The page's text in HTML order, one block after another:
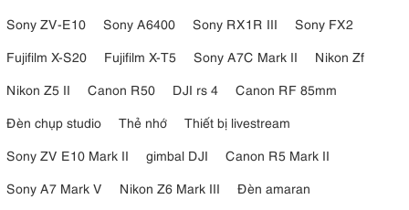
Sony ZV-E10
Sony A6400 Sony RX1R III
Sony FX2
Fujifilm X-S20
Fujifilm X-T5 Sony A7C Mark II
Nikon Zf
Nikon Z5 II
Canon R50 DJI rs 4
Canon RF 85mm
Đèn chụp studio
Thẻ nhớ
Thiết bị livestream
Sony ZV E10 Mark II
gimbal DJI
Canon R5 Mark II
Sony A7 Mark V
Nikon Z6 Mark III
Đèn amaran